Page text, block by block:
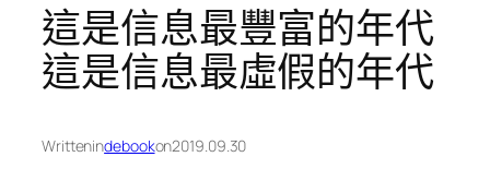
這是信息最豐富的年代
這是信息最虛假的年代
Writtenindebookon2019.09.30